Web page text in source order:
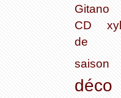
Gitano
CD
de
saison
déco